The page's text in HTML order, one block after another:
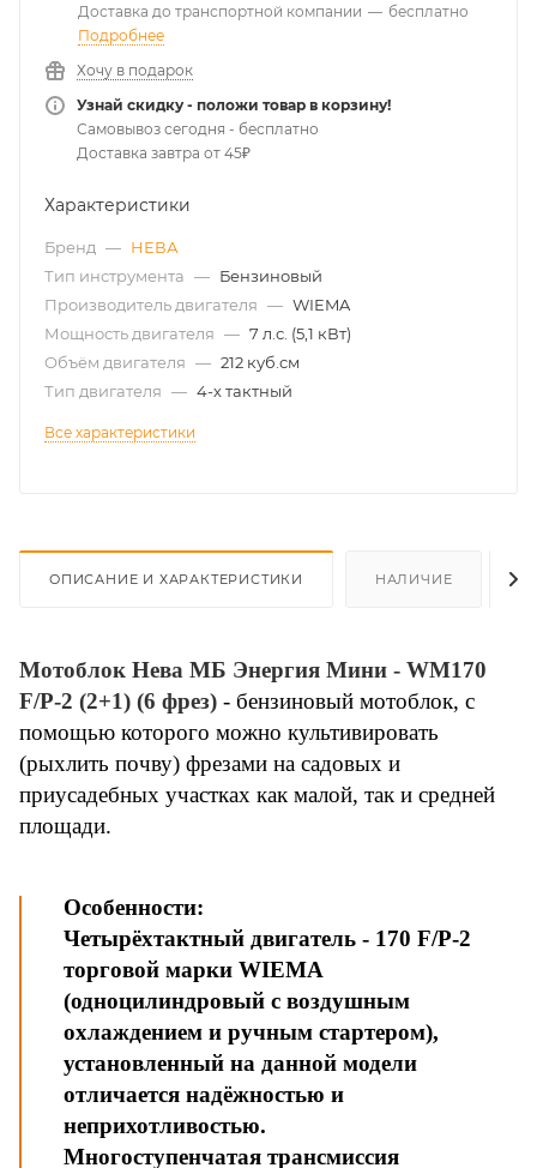
Доставка до транспортной компании — бесплатно
Подробнее
Хочу в подарок
Узнай скидку - положи товар в корзину!
Самовывоз сегодня - бесплатно
Доставка завтра от 45₽
Характеристики
Бренд — НЕВА
Тип инструмента — Бензиновый
Производитель двигателя — WIEMA
Мощность двигателя — 7 л.с. (5,1 кВт)
Объём двигателя — 212 куб.см
Тип двигателя — 4-х тактный
Все характеристики
ОПИСАНИЕ И ХАРАКТЕРИСТИКИ НАЛИЧИЕ
Мотоблок Нева МБ Энергия Мини - WM170
F/P-2 (2+1) (6 фрез) - бензиновый мотоблок, с
помощью которого можно культивировать
(рыхлить почву) фрезами на садовых и
приусадебных участках как малой, так и средней
площади.
Особенности:
Четырёхтактный двигатель - 170 F/P-2
торговой марки WIEMA
(одноцилиндровый с воздушным
охлаждением и ручным стартером),
установленный на данной модели
отличается надёжностью и
неприхотливостью.
Многоступенчатая трансмиссия